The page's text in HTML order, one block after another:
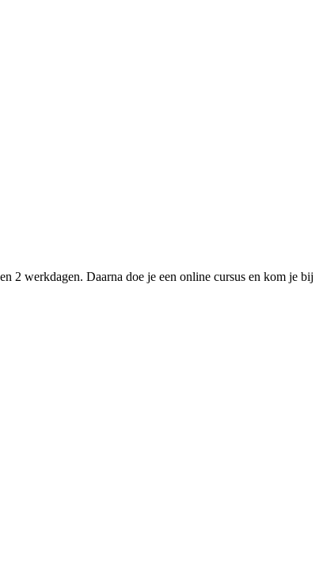
werkdagen. Daarna doe je een online cursus en kom je bij